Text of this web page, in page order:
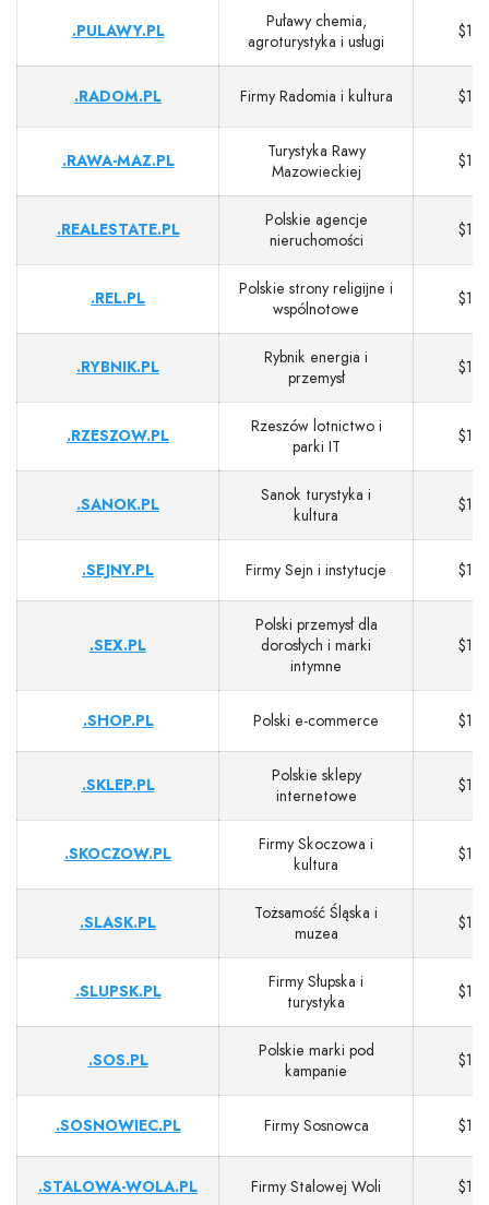
.PULAWY.PL
Puławy chemia,
agroturystyka i usługi
$13
.RADOM.PL Firmy Radomia i kultura $13
.RAWA-MAZ.PL
Turystyka Rawy
Mazowieckiej
$13
.REALESTATE.PL
Polskie agencje
nieruchomości
$13
.REL.PL
Polskie strony religijne i
wspólnotowe
$13
.RYBNIK.PL
Rybnik energia i
przemysł
$13
.RZESZOW.PL
Rzeszów lotnictwo i
parki IT
$13
.SANOK.PL
Sanok turystyka i
kultura
$13
.SEJNY.PL Firmy Sejn i instytucje $13
.SEX.PL
Polski przemysł dla
dorosłych i marki
intymne
$13
.SHOP.PL Polski e‑commerce $13
.SKLEP.PL
Polskie sklepy
internetowe
$13
.SKOCZOW.PL
Firmy Skoczowa i
kultura
$13
.SLASK.PL
Tożsamość Śląska i
muzea
$13
.SLUPSK.PL
Firmy Słupska i
turystyka
$13
.SOS.PL
Polskie marki pod
kampanie
$13
.SOSNOWIEC.PL Firmy Sosnowca $13
.STALOWA-WOLA.PL Firmy Stalowej Woli $13